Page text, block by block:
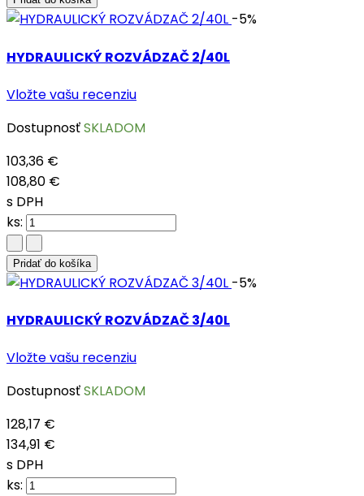
-5%
HYDRAULICKÝ ROZVÁDZAČ 2/40L
Vložte vašu recenziu
DostupnosťSKLADOM
103,36 €
108,80 €
s DPH
ks:
Pridať do košíka
-5%
HYDRAULICKÝ ROZVÁDZAČ 3/40L
Vložte vašu recenziu
DostupnosťSKLADOM
128,17 €
134,91 €
s DPH
ks: